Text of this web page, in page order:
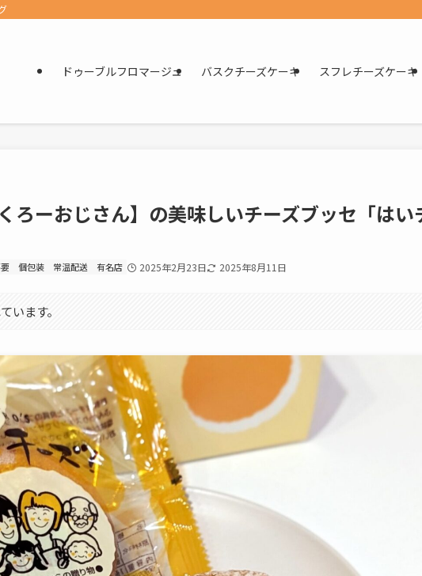
ドゥーブルフロマージュ バスクチーズケーキ スフレチーズケーキ
ろーおじさん】の美味しいチーズブッセ「はい
個包装 常温配送 有名店 2025年2月23日 2025年8月11日
います。